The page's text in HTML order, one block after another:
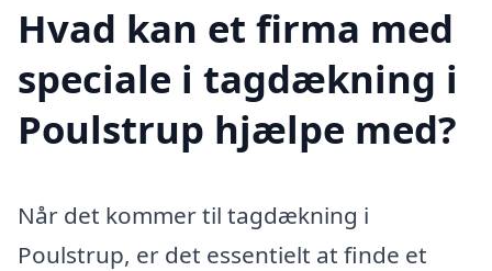
Hvad kan et firma med
speciale i tagdækning i
Poulstrup hjælpe med?
Når det kommer til tagdækning i
Poulstrup, er det essentielt at finde et